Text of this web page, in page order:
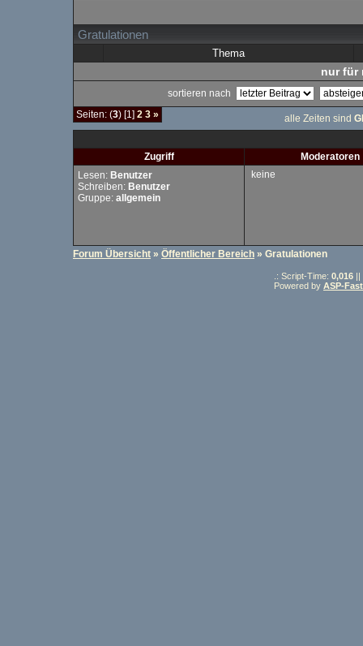
Gratulationen
Thema
nur für
sortieren nach
Seiten: (3) [1] 2 3 » alle Zeiten sind
Zugriff
Moderatoren
Lesen: Benutzer
Schreiben: Benutzer
Gruppe: allgemein
keine
Forum Übersicht » Öffentlicher Bereich » Gratulationen
.: Script-Time: 0,016 ||
Powered by ASP-